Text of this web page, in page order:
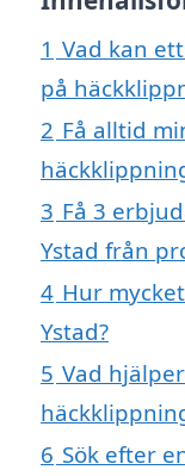
1 Vad kan
på
2 Få alltid
3 Få 3
Ystad från
4 Hur
Ystad?
5 Vad
6 Sök efter